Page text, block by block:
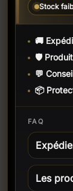
Stock
🚚
🛡️
💬
📦
FAQ
Les